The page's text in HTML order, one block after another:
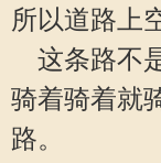
所以道路上
这条路不
骑着骑着就
路。